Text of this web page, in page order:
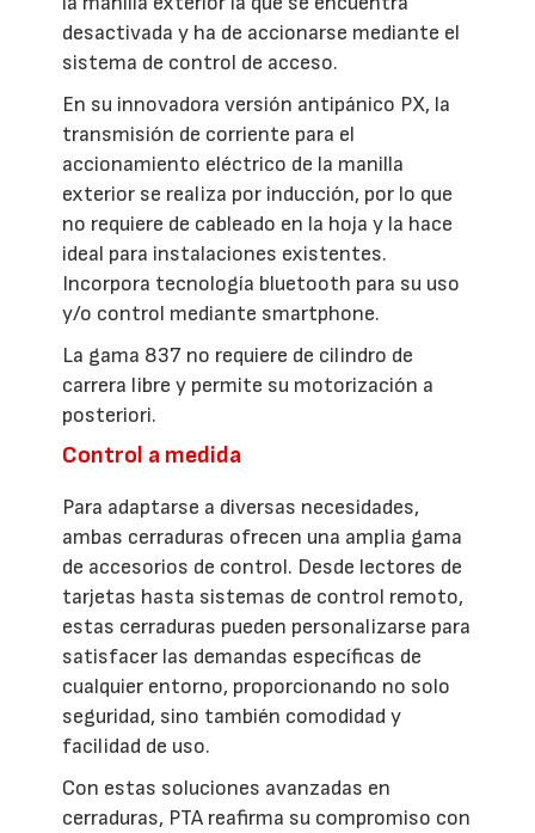
desactivada y ha de accionarse mediante el
sistema de control de acceso.
En su innovadora versión antipánico PX, la
transmisión de corriente para el
accionamiento eléctrico de la manilla
exterior se realiza por inducción, por lo que
no requiere de cableado en la hoja y la hace
ideal para instalaciones existentes.
Incorpora tecnología bluetooth para su uso
y/o control mediante smartphone.
La gama 837 no requiere de cilindro de
carrera libre y permite su motorización a
posteriori.
Control a medida
Para adaptarse a diversas necesidades,
ambas cerraduras ofrecen una amplia gama
de accesorios de control. Desde lectores de
tarjetas hasta sistemas de control remoto,
estas cerraduras pueden personalizarse para
satisfacer las demandas específicas de
cualquier entorno, proporcionando no solo
seguridad, sino también comodidad y
facilidad de uso.
Con estas soluciones avanzadas en
cerraduras, PTA reafirma su compromiso con